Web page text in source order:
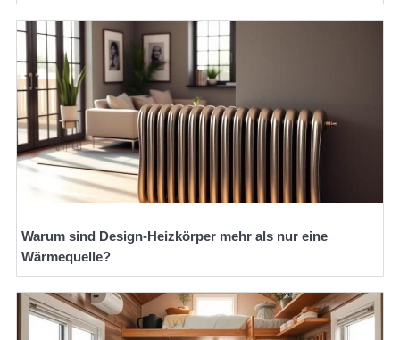
Warum sind Design-Heizkörper mehr als nur eine
Wärmequelle?